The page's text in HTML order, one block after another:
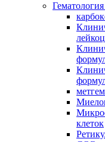
Гематология
клеток